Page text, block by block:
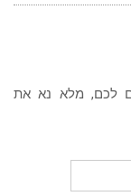
לכם, מלא נא את